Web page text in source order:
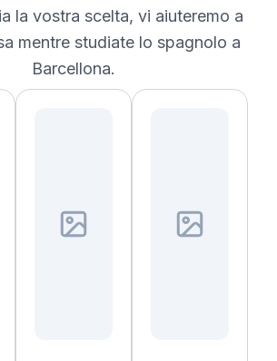
la vostra scelta, vi aiuteremo a
mentre studiate lo spagnolo a
Barcellona.